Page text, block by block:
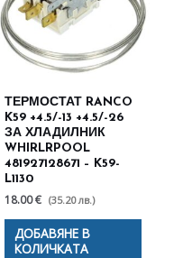
ТЕРМОСТАТ RANCO
K59 +4.5/-13 +4.5/-26
ЗА ХЛАДИЛНИК
WHIRLRPOOL
481927128671 – K59-
L1130
18.00 € (35.20 лв.)
ДОБАВЯНЕ В
КОЛИЧКАТА